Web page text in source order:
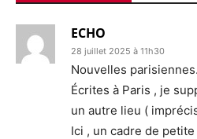
ECHO
28 juillet 2025 à 11h30
Nouvelles parisiennes.
Écrites à Paris , je
un autre lieu (
Ici , un cadre de